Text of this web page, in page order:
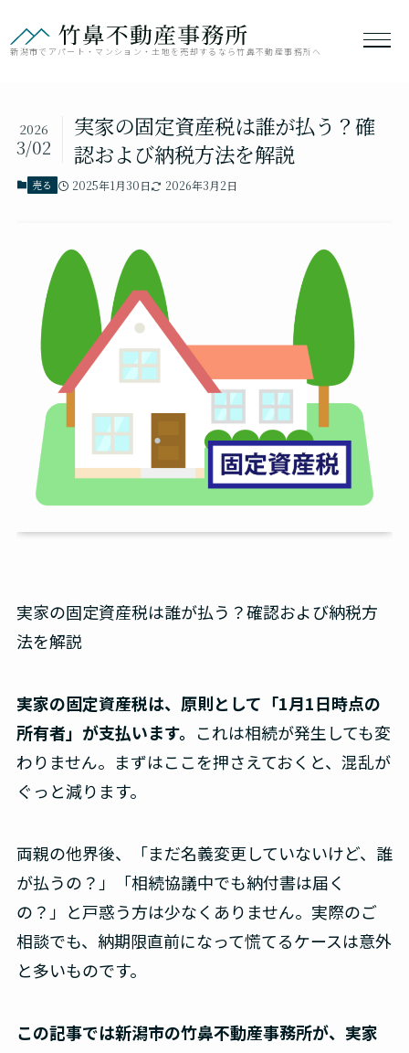
新潟市でアパート・マンション・土地を売却するなら竹鼻不動産事務所へ
実家の固定資産税は誰が払う？確
認および納税方法を解説
2026
3/02
売る 2025年1月30日 2026年3月2日
実家の固定資産税は誰が払う？確認および納税方
法を解説
実家の固定資産税は、原則として「1月1日時点の
所有者」が支払います。 これは相続が発生しても変
わりません。まずはここを押さえておくと、混乱が
ぐっと減ります。
両親の他界後、「まだ名義変更していないけど、誰
が払うの？」「相続協議中でも納付書は届く
の？」と戸惑う方は少なくありません。実際のご
相談でも、納期限直前になって慌てるケースは意外
と多いものです。
この記事では新潟市の竹鼻不動産事務所が、実家